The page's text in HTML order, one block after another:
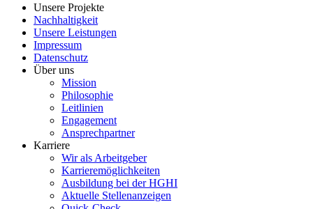
Unsere Projekte
Nachhaltigkeit
Unsere Leistungen
Impressum
Datenschutz
Über uns
Mission
Philosophie
Leitlinien
Engagement
Ansprechpartner
Karriere
Wir als Arbeitgeber
Karrieremöglichkeiten
Ausbildung bei der HGHI
Aktuelle Stellenanzeigen